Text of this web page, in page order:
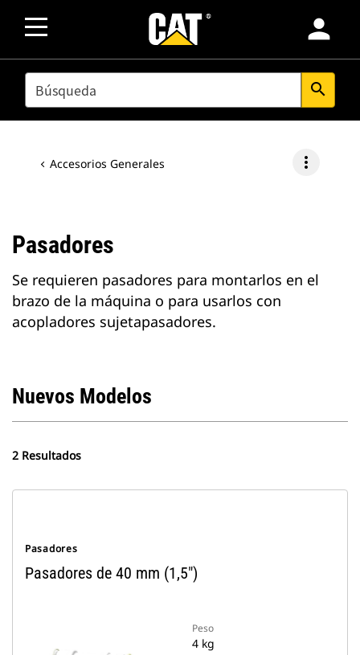
person
SEARCH search
Accesorios Generales more_vert
Pasadores
Se requieren pasadores para montarlos en el
brazo de la máquina o para usarlos con
acopladores sujetapasadores.
Nuevos Modelos
2 Resultados
Pasadores
Pasadores de 40 mm (1,5")
Peso
4 kg